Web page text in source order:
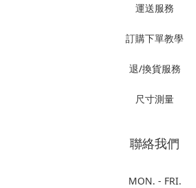
運送服務
訂購下單教學
退/換貨服務
尺寸測量
聯絡我們
MON. - FRI.